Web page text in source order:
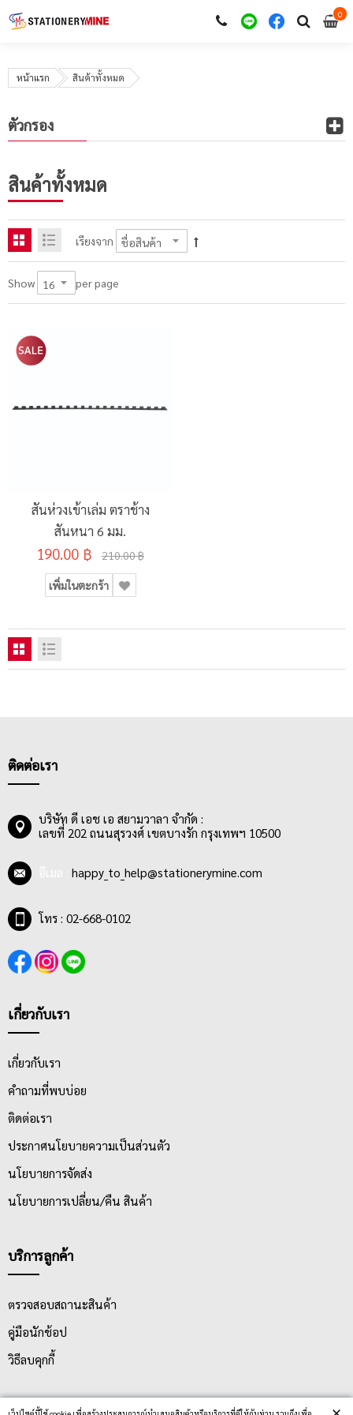
00
หน้าแรก สินค้าทั้งหมด
สินค้าทั้งหมด
เว็ปไซต์นี้ใช้ cookie เพื่อสร้างประสบการณ์นำเสนอสินค้าหรือบริการที่ดีให้กับท่าน รวมถึงเพื่อ ×
เรียงจาก
Show per page
สันห่วงเข้าเล่ม ตราช้าง
สันหนา 6 มม.
190.00 ฿ 210.00 ฿
เพิ่มในตะกร้า
ตัวกรอง
ติดต่อเรา
บริษัท ดี เอช เอ สยามวาลา จำกัด :
เลขที่ 202 ถนนสุรวงศ์ เขตบางรัก กรุงเทพฯ 10500
happy_to_help@stationerymine.com
โทร : 02-668-0102
เกี่ยวกับเรา
เกี่ยวกับเรา
คำถามที่พบบ่อย
ติดต่อเรา
ประกาศนโยบายความเป็นส่วนตัว
นโยบายการจัดส่ง
นโยบายการเปลี่ยน/คืน สินค้า
บริการลูกค้า
ตรวจสอบสถานะสินค้า
คู่มือนักช้อป
วิธีลบคุกกี้